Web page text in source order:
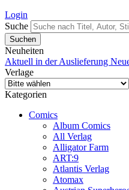
Login
Suche
Neuheiten
Aktuell in der Auslieferung
Verlage
Kategorien
Comics
Album Comics
All Verlag
Alligator Farm
ART:9
Atlantis Verlag
Atomax